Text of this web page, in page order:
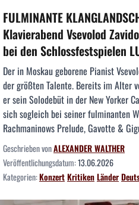
FULMINANTE
Klavierabend Vsevolod
bei den Schlossfestspielen
Der in Moskau geborene Pianist
der größten Talente. Bereits im Alter
er sein Solodebüt in der New Yorker
sich sogleich bei seiner fulminanten
Rachmaninows Prelude, Gavotte &
Geschrieben vonALEXANDER WALTHER
Veröffentlichungsdatum:13.06.2026
Kategorien:KonzertKritikenLänder